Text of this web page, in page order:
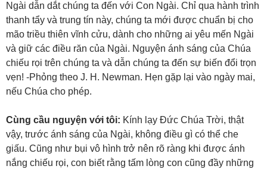
Ngài dẫn dắt chúng ta đến với Con Ngài. Chỉ qua hành trình
thanh tẩy và trung tín này, chúng ta mới được chuẩn bị cho
mão triều thiên vĩnh cửu, dành cho những ai yêu mến Ngài
và giữ các điều răn của Ngài. Nguyện ánh sáng của Chúa
chiếu rọi trên chúng ta và dẫn chúng ta đến sự biến đổi trọn
vẹn! -Phỏng theo J. H. Newman. Hẹn gặp lại vào ngày mai,
nếu Chúa cho phép.
Cùng cầu nguyện với tôi: Kính lạy Đức Chúa Trời, thật
vậy, trước ánh sáng của Ngài, không điều gì có thể che
giấu. Cũng như bụi vô hình trở nên rõ ràng khi được ánh
nắng chiếu rọi, con biết rằng tấm lòng con cũng đầy những